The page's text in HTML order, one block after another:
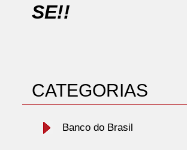
SE!!
CATEGORIAS
Banco do Brasil